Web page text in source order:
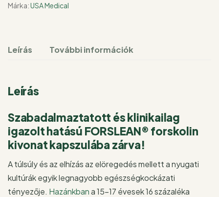
Márka:USA Medical
Leírás További információk
Leírás
Szabadalmaztatott és klinikailag
igazolt hatású FORSLEAN® forskolin
kivonat kapszulába zárva!
A túlsúly és az elhízás az elöregedés mellett a nyugati
kultúrák egyik legnagyobb egészségkockázati
tényezője. Hazánkbana 15–17 évesek 16 százaléka